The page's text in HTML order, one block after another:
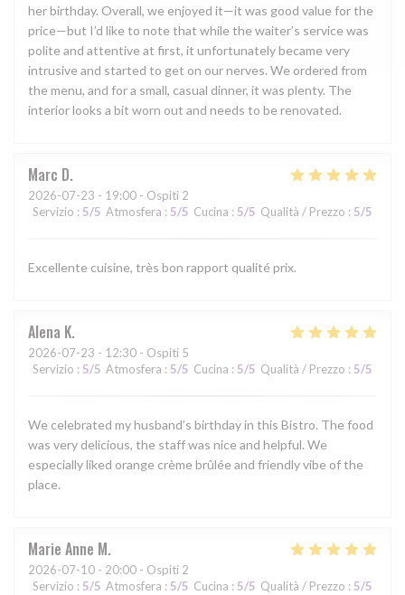
her birthday. Overall, we enjoyed it—it was good value for the
price—but I’d like to note that while the waiter’s service was
polite and attentive at first, it unfortunately became very
intrusive and started to get on our nerves. We ordered from
the menu, and for a small, casual dinner, it was plenty. The
interior looks a bit worn out and needs to be renovated.
Marc D
2026-07-23 - 19:00 - Ospiti 2
Servizio : 5/5 Atmosfera : 5/5 Cucina : 5/5 Qualità / Prezzo : 5/5
Excellente cuisine, très bon rapport qualité prix.
Alena K
2026-07-23 - 12:30 - Ospiti 5
Servizio : 5/5 Atmosfera : 5/5 Cucina : 5/5 Qualità / Prezzo : 5/5
We celebrated my husband’s birthday in this Bistro. The food
was very delicious, the staff was nice and helpful. We
especially liked orange crème brûlée and friendly vibe of the
place.
Marie Anne M
2026-07-10 - 20:00 - Ospiti 2
Servizio : 5/5 Atmosfera : 5/5 Cucina : 5/5 Qualità / Prezzo : 5/5